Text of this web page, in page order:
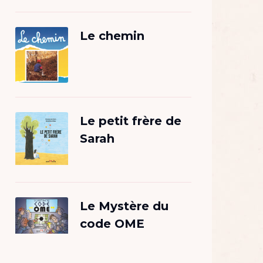
Le chemin
Le petit frère de
Sarah
Le Mystère du
code OME